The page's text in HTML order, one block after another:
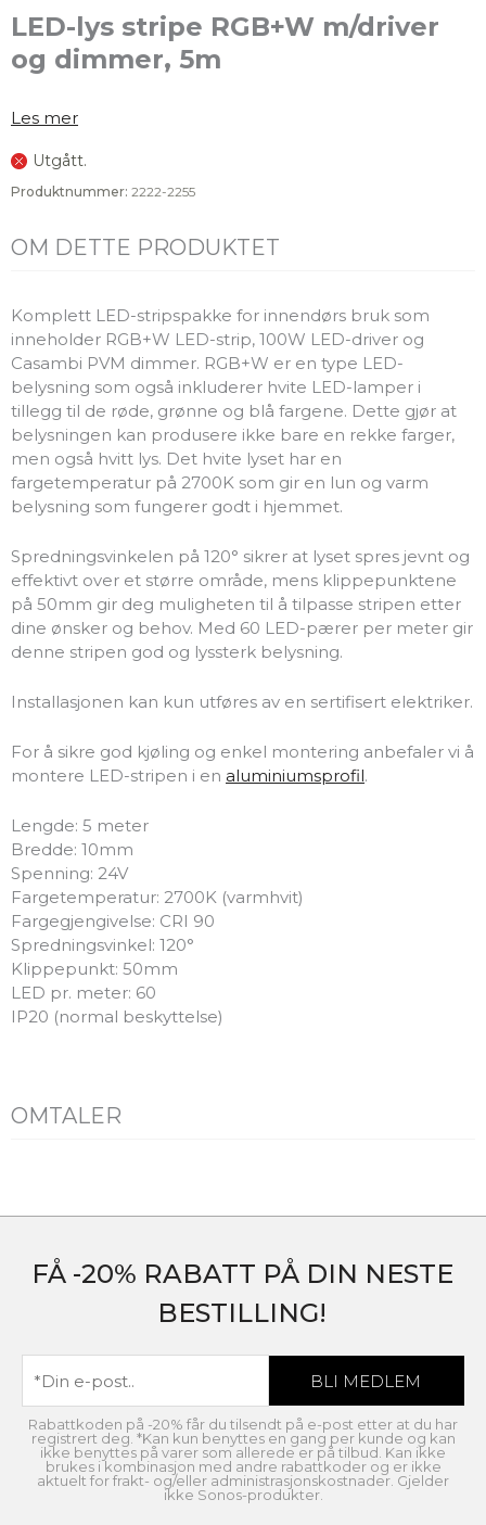
LED-lys stripe RGB+W m/driver
og dimmer, 5m
Les mer
Utgått.
Produktnummer: 2222-2255
OM DETTE PRODUKTET
Komplett LED-stripspakke for innendørs bruk som
inneholder RGB+W LED-strip, 100W LED-driver og
Casambi PVM dimmer. RGB+W er en type LED-
belysning som også inkluderer hvite LED-lamper i
tillegg til de røde, grønne og blå fargene. Dette gjør at
belysningen kan produsere ikke bare en rekke farger,
men også hvitt lys. Det hvite lyset har en
fargetemperatur på 2700K som gir en lun og varm
belysning som fungerer godt i hjemmet.
Spredningsvinkelen på 120° sikrer at lyset spres jevnt og
effektivt over et større område, mens klippepunktene
på 50mm gir deg muligheten til å tilpasse stripen etter
dine ønsker og behov. Med 60 LED-pærer per meter gir
denne stripen god og lyssterk belysning.
Installasjonen kan kun utføres av en sertifisert elektriker.
For å sikre god kjøling og enkel montering anbefaler vi å
montere LED-stripen i en aluminiumsprofil.
Lengde: 5 meter
Bredde: 10mm
Spenning: 24V
Fargetemperatur: 2700K (varmhvit)
Fargegjengivelse: CRI 90
Spredningsvinkel: 120°
Klippepunkt: 50mm
LED pr. meter: 60
IP20 (normal beskyttelse)
OMTALER
FÅ -20% RABATT PÅ DIN NESTE
BESTILLING!
Rabattkoden på -20% får du tilsendt på e-post etter at du har
registrert deg. *Kan kun benyttes en gang per kunde og kan
ikke benyttes på varer som allerede er på tilbud. Kan ikke
brukes i kombinasjon med andre rabattkoder og er ikke
aktuelt for frakt- og/eller administrasjonskostnader. Gjelder
ikke Sonos-produkter.